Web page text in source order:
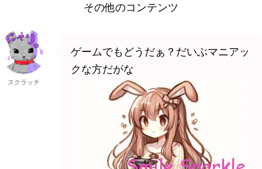
その他のコンテンツ
スクラッチ
ゲームでもどうだぁ？だいぶマニアッ
クな方だがな